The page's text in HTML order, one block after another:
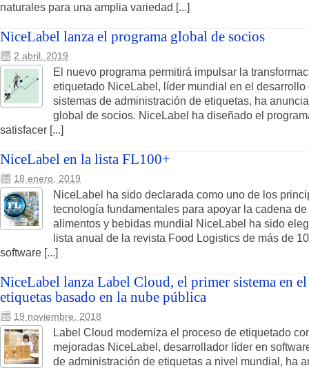
naturales para una amplia variedad [...]
NiceLabel lanza el programa global de socios
2 abril, 2019
El nuevo programa permitirá impulsar la
etiquetado NiceLabel, líder mundial en el
sistemas de administración de etiquetas, ha
global de socios. NiceLabel ha diseñado el
satisfacer [...]
NiceLabel en la lista FL100+
18 enero, 2019
NiceLabel ha sido declarada como uno de los
tecnología fundamentales para apoyar la cadena
alimentos y bebidas mundial NiceLabel ha sido
lista anual de la revista Food Logistics de más de
software [...]
NiceLabel lanza Label Cloud, el primer sistema en
etiquetas basado en la nube pública
19 noviembre, 2018
Label Cloud moderniza el proceso de etiquetado
mejoradas NiceLabel, desarrollador líder en
de administración de etiquetas a nivel mundial, ha